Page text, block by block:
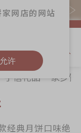
赏钱($5=1分)
更多
手信礼品
家乡饼
经典月饼口味绝
网店的网站
允许